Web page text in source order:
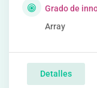
Grado de
Array
Detalles